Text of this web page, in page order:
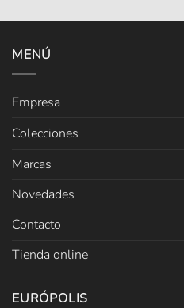
MENÚ
Empresa
Colecciones
Marcas
Novedades
Contacto
Tienda online
EURÓPOLIS